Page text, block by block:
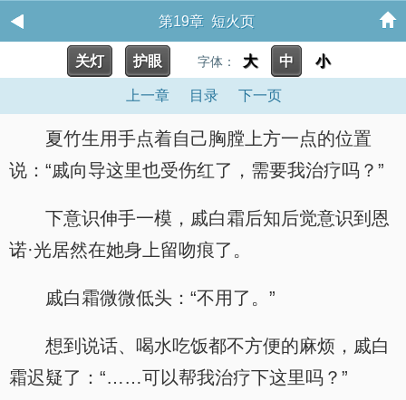
第19章 短火页
关灯 护眼 字体： 大 中 小
上一章 目录 下一页
夏竹生用手点着自己胸膛上方一点的位置
说：“戚向导这里也受伤红了，需要我治疗吗？”
下意识伸手一模，戚白霜后知后觉意识到恩
诺·光居然在她身上留吻痕了。
戚白霜微微低头：“不用了。”
想到说话、喝水吃饭都不方便的麻烦，戚白
霜迟疑了：“……可以帮我治疗下这里吗？”